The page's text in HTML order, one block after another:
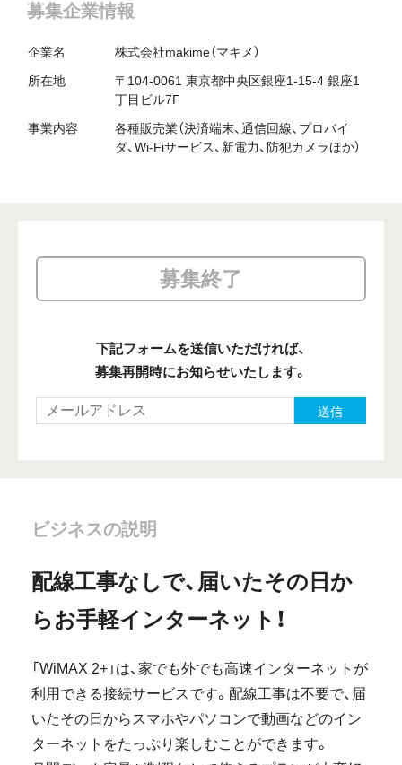
募集企業情報
企業名
株式会社makime（マキメ）
所在地
〒104-0061 東京都中央区銀座1-15-4 銀座1
丁目ビル7F
事業内容
各種販売業（決済端末、通信回線、プロバイ
ダ、Wi-Fiサービス、新電力、防犯カメラほか）
募集終了
下記フォームを送信いただければ、
募集再開時にお知らせいたします。
送信
ビジネスの説明
配線工事なしで、届いたその日か
らお手軽インターネット！
「WiMAX 2+」は、家でも外でも高速インターネットが
利用できる接続サービスです。配線工事は不要で、届
いたその日からスマホやパソコンで動画などのイン
ターネットをたっぷり楽しむことができます。